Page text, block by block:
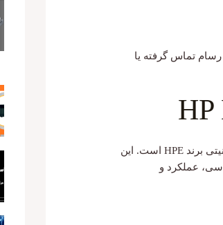
تماس گرفته یا
یکی از پرفروش‌ترین سرورهای رکمونت دو یونیتی برند HPE است. این
عملکرد و